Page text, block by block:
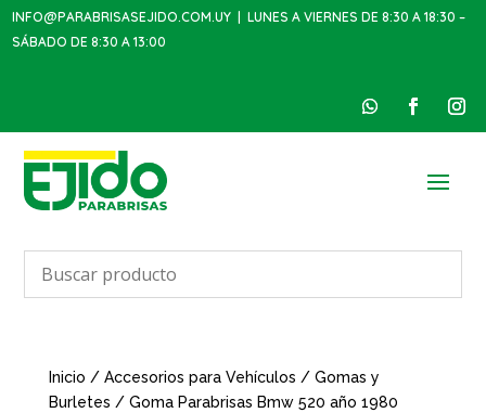
INFO@PARABRISASEJIDO.COM.UY | LUNES A VIERNES DE 8:30 A 18:30 –
SÁBADO DE 8:30 A 13:00
Inicio / Accesorios para Vehículos / Gomas y
Burletes / Goma Parabrisas Bmw 520 año 1980